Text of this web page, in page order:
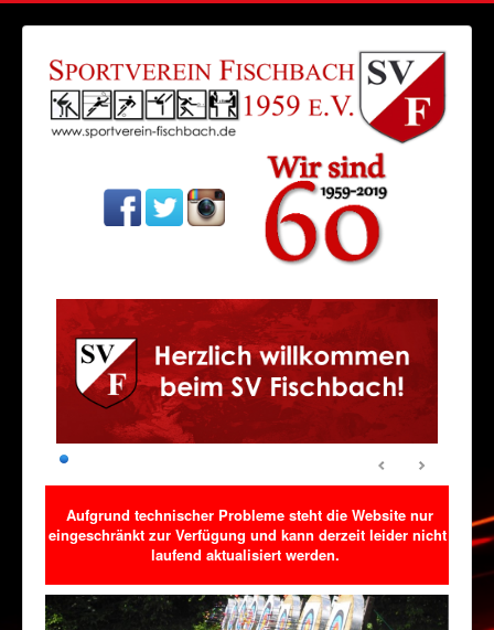
Aufgrund technischer Probleme steht die Website nur
eingeschränkt zur Verfügung und kann derzeit leider nicht
laufend aktualisiert werden.